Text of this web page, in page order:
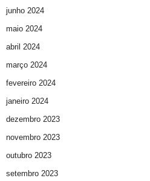
junho 2024
maio 2024
abril 2024
março 2024
fevereiro 2024
janeiro 2024
dezembro 2023
novembro 2023
outubro 2023
setembro 2023